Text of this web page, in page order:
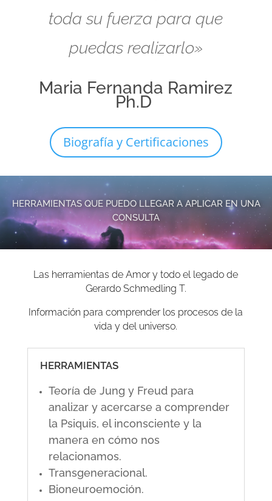
toda su fuerza para que
puedas realizarlo»
Maria Fernanda Ramirez
Ph.D
Biografía y Certificaciones
HERRAMIENTAS QUE PUEDO LLEGAR A APLICAR EN UNA
CONSULTA
Las herramientas de Amor y todo el legado de
Gerardo Schmedling T.
Información para comprender los procesos de la
vida y del universo.
HERRAMIENTAS
Teoría de Jung y Freud para
analizar y acercarse a comprender
la Psiquis, el inconsciente y la
manera en cómo nos
relacionamos.
Transgeneracional.
Bioneuroemoción.